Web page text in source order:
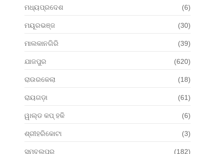
ମଧ୍ୟପ୍ରଦେଶ (6)
ମୟୂରଭଞ୍ଜ (30)
ମାଲକାନଗିରି (39)
ଯାଜପୁର (620)
ରାଉରକେଲା (18)
ରାୟଗଡ଼ା (61)
ୱାଲ୍ଡ କପ୍ ହକି (6)
ଶ୍ରୀହରିକୋଟା (3)
ସମ୍ବଲପୁର (182)